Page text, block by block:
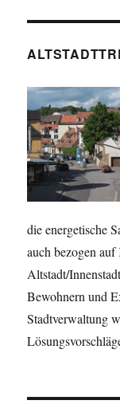
die energetische
auch bezogen
Altstadt/
Bewohnern und
Stadtverwaltung